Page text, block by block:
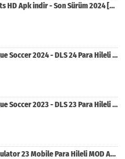
Selçuk Sports HD Apk indir - Son Sürüm 2024 [2.0.1.9]
Dream League Soccer 2024 - DLS 24 Para Hileli MOD APK indir [v11.050]
Dream League Soccer 2023 - DLS 23 Para Hileli MOD APK [v11.020]
Farming Simulator 23 Mobile Para Hileli MOD APK indir [v0.0.0.8]